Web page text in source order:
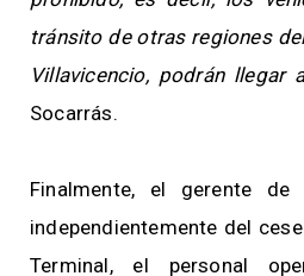
tránsito de otras regiones
Villavicencio, podrán llegar
Socarrás.
Finalmente, el gerente
independientemente del
Terminal, el personal